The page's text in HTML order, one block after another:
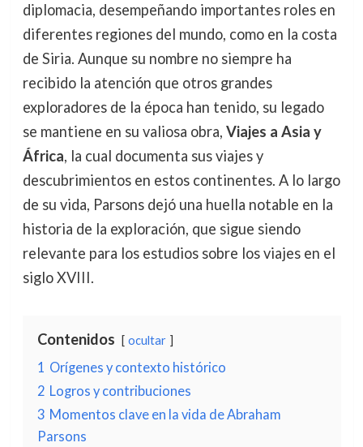
diplomacia, desempeñando importantes roles en
diferentes regiones del mundo, como en la costa
de Siria. Aunque su nombre no siempre ha
recibido la atención que otros grandes
exploradores de la época han tenido, su legado
se mantiene en su valiosa obra, Viajes a Asia y
África, la cual documenta sus viajes y
descubrimientos en estos continentes. A lo largo
de su vida, Parsons dejó una huella notable en la
historia de la exploración, que sigue siendo
relevante para los estudios sobre los viajes en el
siglo XVIII.
Contenidos ocultar
1 Orígenes y contexto histórico
2 Logros y contribuciones
3 Momentos clave en la vida de Abraham
Parsons